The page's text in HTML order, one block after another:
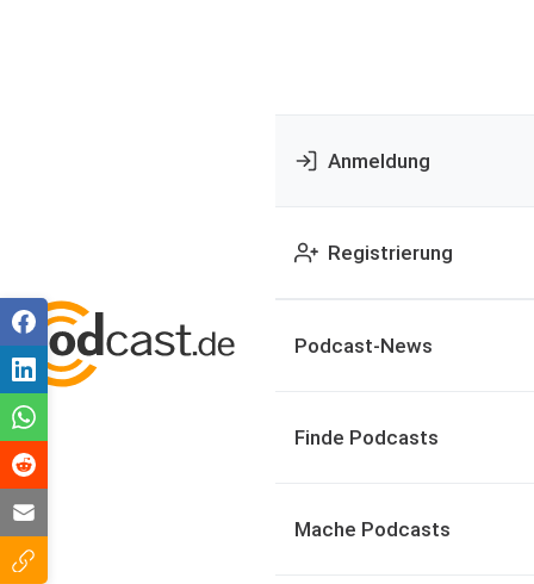
Anmeldung
Registrierung
Podcast-News
Finde Podcasts
Mache Podcasts